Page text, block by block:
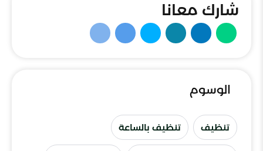
شارك معانا
الوسوم
تنظيف تنظيف بالساعة